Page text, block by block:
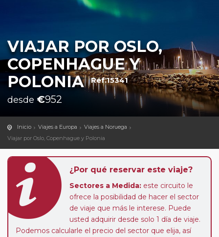
VIAJAR POR OSLO,
COPENHAGUE Y
POLONIA Ref.15341
desde €952
Inicio Viajes a Europa
Viajes a Noruega
Viajar por Oslo, Copenhague y Polonia
¿Por qué reservar este viaje?
Sectores a Medida: este circuito le
ofrece la posibilidad de hacer el sector
de viaje que más le interese. Puede
usted adquirir desde solo 1 día de viaje.
Podemos calcularle el precio del sector que elija, así